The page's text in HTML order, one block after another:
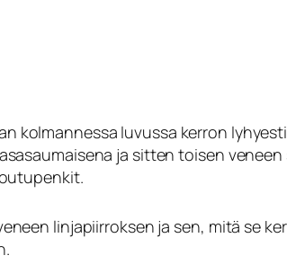
kolmannessa luvussa kerron
ja sitten toisen veneen
linjapiirroksen ja sen, mitä se